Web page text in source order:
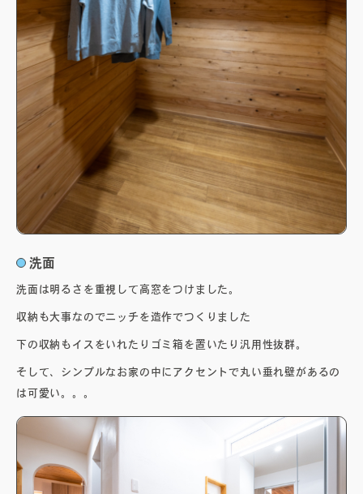
洗面
洗面は明るさを重視して高窓をつけました。
収納も大事なのでニッチを造作でつくりました
下の収納もイスをいれたりゴミ箱を置いたり汎用性抜群。
そして、シンプルなお家の中にアクセントで丸い垂れ壁があるの
は可愛い。。。